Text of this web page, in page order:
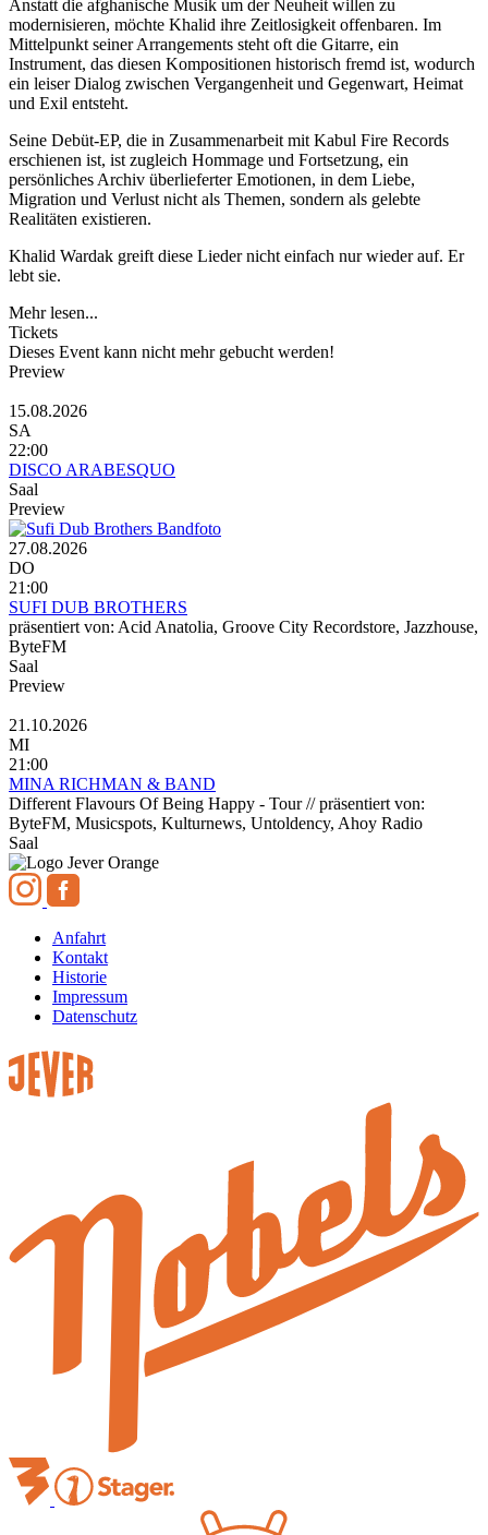
Anstatt die afghanische Musik um der Neuheit willen zu
modernisieren, möchte Khalid ihre Zeitlosigkeit offenbaren. Im
Mittelpunkt seiner Arrangements steht oft die Gitarre, ein
Instrument, das diesen Kompositionen historisch fremd ist, wodurch
ein leiser Dialog zwischen Vergangenheit und Gegenwart, Heimat
und Exil entsteht.
Seine Debüt-EP, die in Zusammenarbeit mit Kabul Fire Records
erschienen ist, ist zugleich Hommage und Fortsetzung, ein
persönliches Archiv überlieferter Emotionen, in dem Liebe,
Migration und Verlust nicht als Themen, sondern als gelebte
Realitäten existieren.
Khalid Wardak greift diese Lieder nicht einfach nur wieder auf. Er
lebt sie.
Mehr lesen...
Tickets
Dieses Event kann nicht mehr gebucht werden!
Preview
15.08.2026
SA
22:00
DISCO ARABESQUO
Saal
Preview
27.08.2026
DO
21:00
SUFI DUB BROTHERS
präsentiert von: Acid Anatolia, Groove City Recordstore, Jazzhouse,
ByteFM
Saal
Preview
21.10.2026
MI
21:00
MINA RICHMAN & BAND
Different Flavours Of Being Happy - Tour // präsentiert von:
ByteFM, Musicspots, Kulturnews, Untoldency, Ahoy Radio
Saal
Anfahrt
Kontakt
Historie
Impressum
Datenschutz